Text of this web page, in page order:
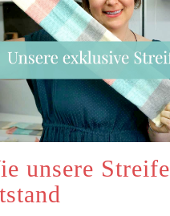
unsere